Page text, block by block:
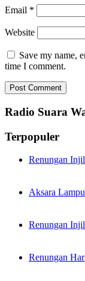
Email *
Website
Save my name,
time I comment.
Radio Suara
Terpopuler
Renungan
Aksara
Renungan
Renungan